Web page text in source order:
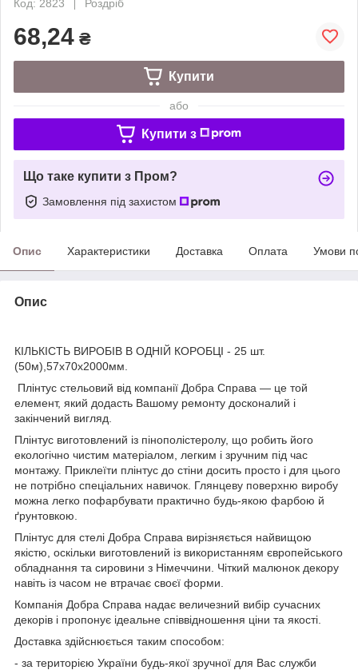
Код: 2823
Роздріб
68,24 ₴
Купити
або
Купити з
Що таке купити з Пром?
Замовлення під захистом
Опис Характеристики Доставка Оплата Умови
Опис
КІЛЬКІСТЬ ВИРОБІВ В ОДНІЙ КОРОБЦІ - 25 шт.
(50м),57х70х2000мм.
Плінтус стельовий від компанії Добра Справа — це той
елемент, який додасть Вашому ремонту досконалий і
закінчений вигляд.
Плінтус виготовлений із пінополістеролу, що робить його
екологічно чистим матеріалом, легким і зручним під час
монтажу. Приклеїти плінтус до стіни досить просто і для цього
не потрібно спеціальних навичок. Глянцеву поверхню виробу
можна легко пофарбувати практично будь-якою фарбою й
ґрунтовкою.
Плінтус для стелі Добра Справа вирізняється найвищою
якістю, оскільки виготовлений із використанням європейського
обладнання та сировини з Німеччини. Чіткий малюнок декору
навіть із часом не втрачає своєї форми.
Компанія Добра Справа надає величезний вибір сучасних
декорів і пропонує ідеальне співвідношення ціни та якості.
Доставка здійснюється таким способом:
- за територією України будь-якої зручної для Вас служби